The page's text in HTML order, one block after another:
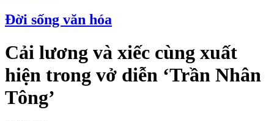
Đời sống văn hóa
Cải lương và xiếc cùng xuất
hiện trong vở diễn ‘Trần Nhân
Tông’